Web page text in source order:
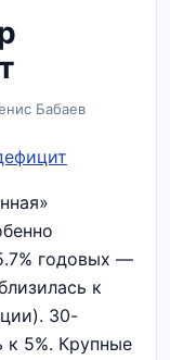
Бабаев
годовых —
к
30-
к 5%. Крупные